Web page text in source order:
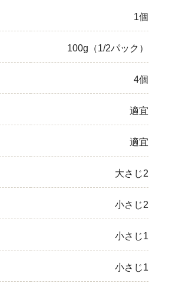
1個
100g（1/2パック）
4個
適宜
適宜
大さじ2
小さじ2
小さじ1
小さじ1
アスパラガス